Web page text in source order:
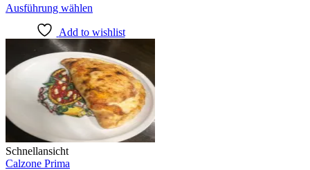
Ausführung wählen
weist
mehrere
Varianten
auf.
Die
Optionen
können
auf
der
Produktseite
Add to wishlist
Schnellansicht
Calzone Prima